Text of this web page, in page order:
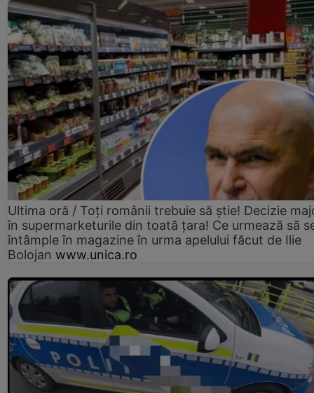
Ultima oră / Toți românii trebuie să știe! Decizie
în supermarketurile din toată țara! Ce urmează să
întâmple în magazine în urma apelului făcut de Ilie
Bolojan www.unica.ro